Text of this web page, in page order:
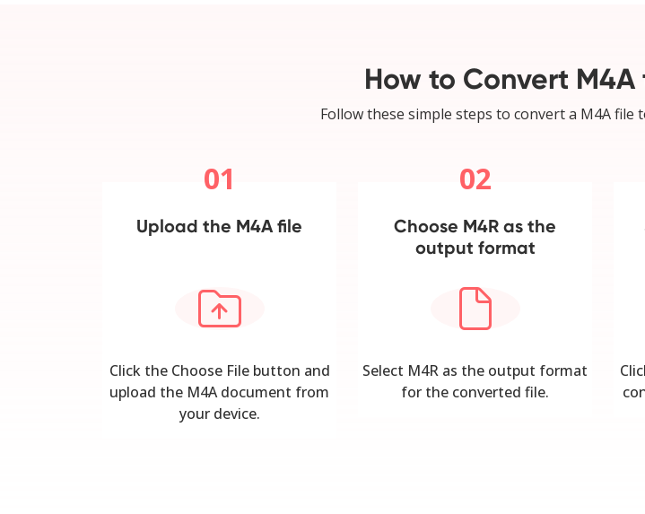
How to Convert M4A
Follow these simple steps to convert a M4A file
01
Upload the M4A file
Click the Choose File button and
upload the M4A document from
your device.
02
Choose M4R as the
output format
Select M4R as the output format
for the converted file.